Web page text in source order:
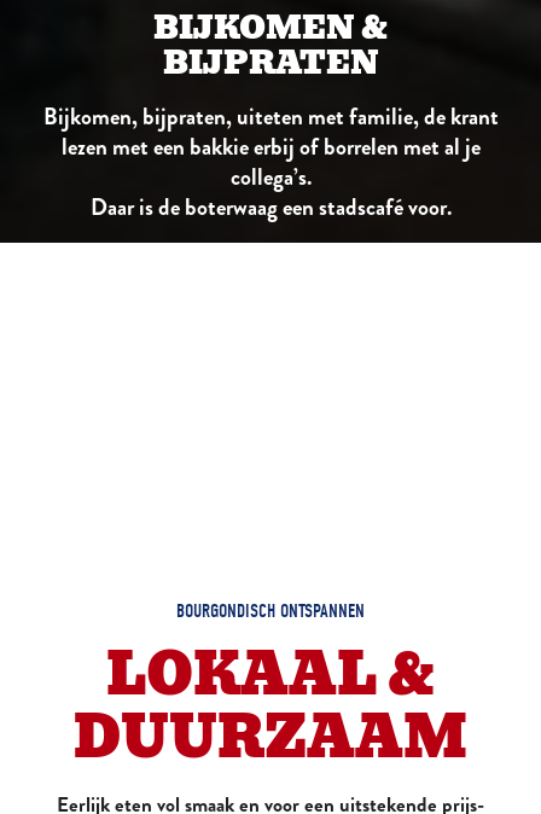
BIJKOMEN &
BIJPRATEN
Bijkomen, bijpraten, uiteten met familie, de krant
lezen met een bakkie erbij of borrelen met al je
collega’s.
Daar is de boterwaag een stadscafé voor.
BOURGONDISCH ONTSPANNEN
LOKAAL &
DUURZAAM
Eerlijk eten vol smaak en voor een uitstekende prijs-